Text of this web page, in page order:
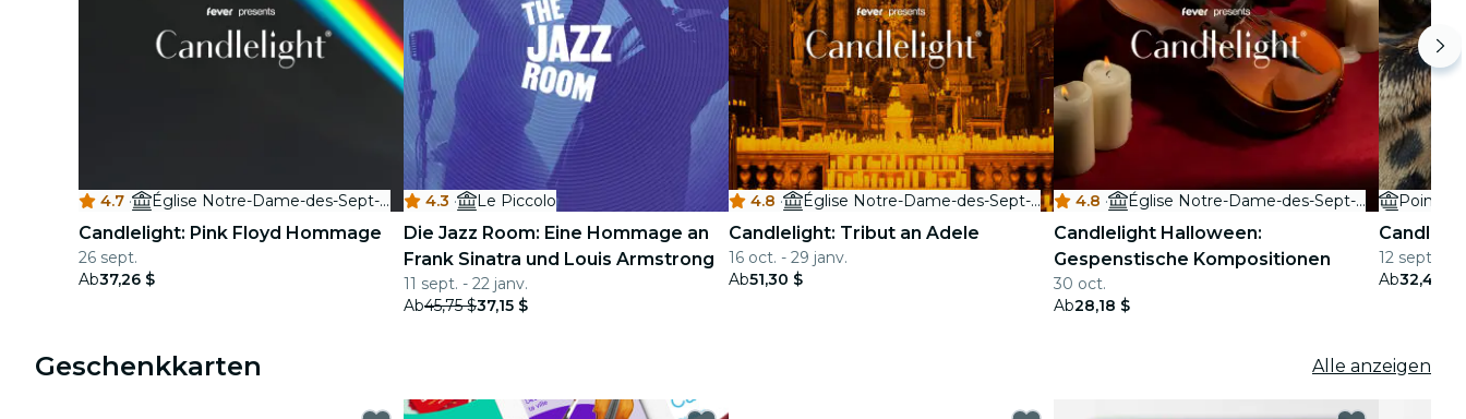
4.7 · Église Notre-Dame-des-Sept-Douleurs
Candlelight: Pink Floyd Hommage
26 sept.
Ab37,26 $
4.3 · Le Piccolo
Die Jazz Room: Eine Hommage an
Frank Sinatra und Louis Armstrong
11 sept. - 22 janv.
Ab45,75 $37,15 $
4.8 · Église Notre-Dame-des-Sept-Douleurs
Candlelight: Tribut an Adele
16 oct. - 29 janv.
Ab51,30 $
4.8 · Église Notre-Dame-des-Sept-Douleurs
Candlelight Halloween:
Gespenstische Kompositionen
30 oct.
Ab28,18 $
Pointe-
12 sept.
Ab32,40 $
Geschenkkarten Alle anzeigen